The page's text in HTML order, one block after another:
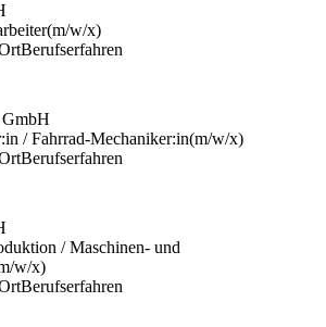
(m/w/x)
Berufserfahren
/ Fahrrad-Mechaniker:in(m/w/x)
Berufserfahren
/ Maschinen- und
w/x)
Berufserfahren